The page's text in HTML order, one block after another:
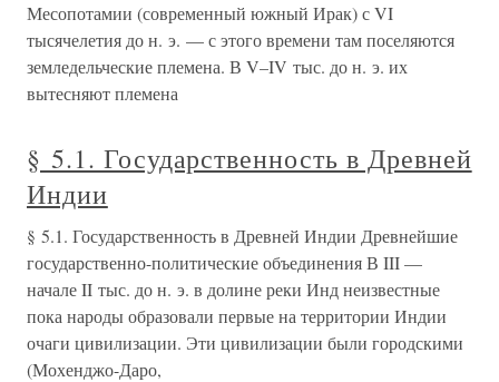
Месопотамии (современный южный Ирак) с VI
тысячелетия до н. э. — с этого времени там поселяются
земледельческие племена. В V–IV тыс. до н. э. их
вытесняют племена
§ 5.1. Государственность в Древней
Индии
§ 5.1. Государственность в Древней Индии Древнейшие
государственно-политические объединения В III —
начале II тыс. до н. э. в долине реки Инд неизвестные
пока народы образовали первые на территории Индии
очаги цивилизации. Эти цивилизации были городскими
(Мохенджо-Даро,